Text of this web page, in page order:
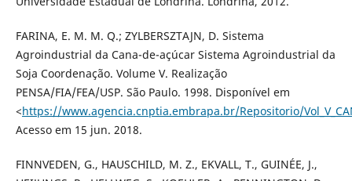
FARINA, E. M. M. Q.; ZYLBERSZTAJN, D. Sistema
Agroindustrial da Cana-de-açúcar Sistema Agroindustrial da
Soja Coordenação. Volume V. Realização
PENSA/FIA/FEA/USP. São Paulo. 1998. Disponível em
<https://www.agencia.cnptia.embrapa.br/Repositorio/
Acesso em 15 jun. 2018.
FINNVEDEN, G., HAUSCHILD, M. Z., EKVALL, T., GUINÉE, J.,